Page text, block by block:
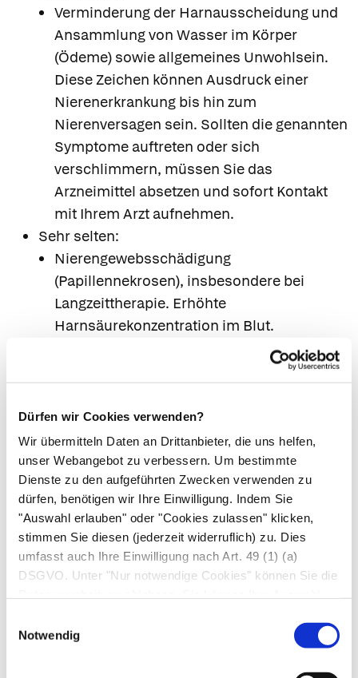
Dürfen wir Cookies verwenden?
Wir übermitteln Daten an Drittanbieter, die uns helfen,
unser Webangebot zu verbessern. Um bestimmte
Dienste zu den aufgeführten Zwecken verwenden zu
dürfen, benötigen wir Ihre Einwilligung. Indem Sie
"Auswahl erlauben" oder "Cookies zulassen" klicken,
stimmen Sie diesen (jederzeit widerruflich) zu. Dies
umfasst auch Ihre Einwilligung nach Art. 49 (1) (a)
DSGVO. Unter "Nur notwendige Cookies" können Sie die
Notwendig
Verminderung der Harnausscheidung und
Ansammlung von Wasser im Körper
(Ödeme) sowie allgemeines Unwohlsein.
Diese Zeichen können Ausdruck einer
Nierenerkrankung bis hin zum
Nierenversagen sein. Sollten die genannten
Symptome auftreten oder sich
verschlimmern, müssen Sie das
Arzneimittel absetzen und sofort Kontakt
mit Ihrem Arzt aufnehmen.
Sehr selten:
Nierengewebsschädigung
(Papillennekrosen), insbesondere bei
Langzeittherapie. Erhöhte
Harnsäurekonzentration im Blut.
Vermehrte Wassereinlagerung im Gewebe
(Ödeme), insbesondere bei Patienten mit
Nierenfunktion; nephrotisches Syndrom
(Wasseransammlung im Körper [Ödeme]
und starke Eiweißausscheidung im Harn);
entzündliche Nierenerkrankung
(interstitielle Nephritis), die mit einer akuten
Nierenfunktionsstörung einhergehen kann.
Leber
Sehr selten:
Leberfunktionsstörungen, Leberschäden,
Leberversagen, akute Leberentzündung